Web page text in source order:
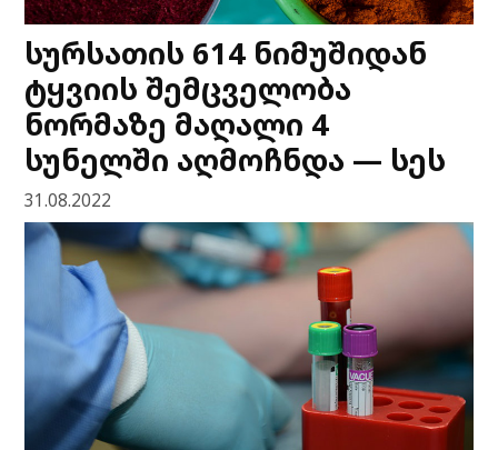
სურსათის 614 ნიმუშიდან
ტყვიის შემცველობა
ნორმაზე მაღალი 4
სუნელში აღმოჩნდა — სეს
31.08.2022